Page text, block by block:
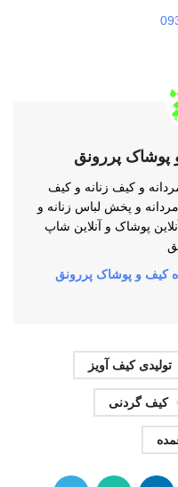
پوشاک پررونق
و کیف زنانه و کیف
و پخش لباس زنانه و
پوشاک و آنلاین شاپ
کیف و پوشاک پررونق
تولیدی کیف آویز
کیف گردنی